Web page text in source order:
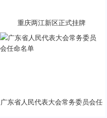
重庆两江新区正式挂牌
广东省人民代表大会常务委员会任